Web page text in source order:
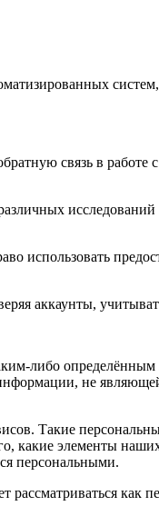
связь в
исследований
использовать
аккаунты,
либо
не
Такие
какие элементы
персональными.
как